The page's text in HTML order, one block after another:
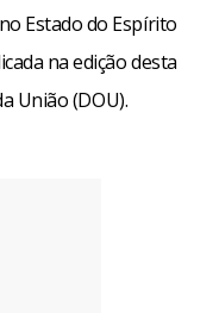
Estado do Espírito
na edição desta
União (DOU).